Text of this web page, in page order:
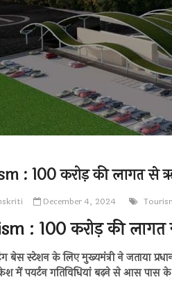
: 100 करोड़ की लागत से
December 4, 2024
: 100 करोड़ की
बेस स्टेशन के लिए मुख्यमंत्री ने जताया
में पयर्टन गतिविधियां बढ़ने से आस पास के